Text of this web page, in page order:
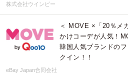
株式会社ウインビー
＜ MOVE ×「20％メ
かけコーデが人気！
韓国人気ブランドの
クイン！！
eBay Japan合同会社